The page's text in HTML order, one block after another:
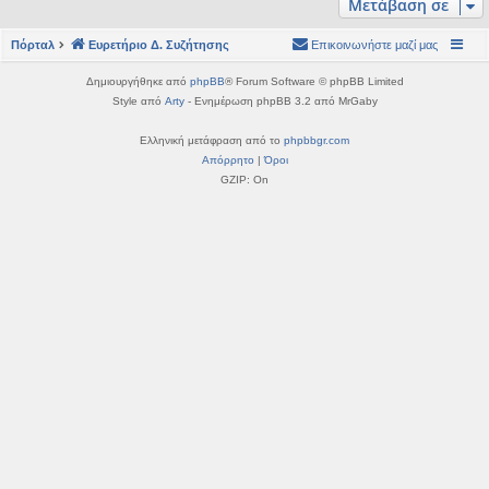
η
Μετάβαση σε
Πόρταλ Ευρετήριο Δ. Συζήτησης Επικοινωνήστε μαζί μας
Δημιουργήθηκε από phpBB® Forum Software © phpBB Limited
Style από Arty- Ενημέρωση phpBB 3.2 από MrGaby
Ελληνική μετάφραση από το phpbbgr.com
Απόρρητο |Όροι
GZIP: On